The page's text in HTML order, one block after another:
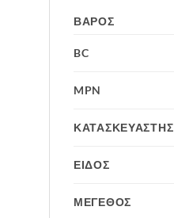
ΒΆΡΟΣ
BC
MPN
ΚΑΤΑΣΚΕΥΑΣΤΗΣ
ΕΙΔΟΣ
ΜΕΓΕΘΟΣ